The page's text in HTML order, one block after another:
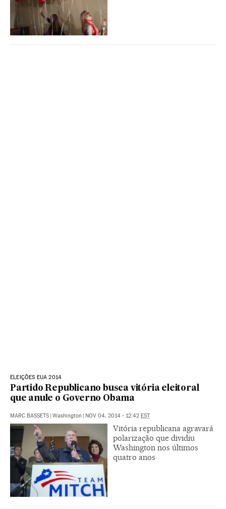
ELEIÇÕES EUA 2014
Partido Republicano busca vitória eleitoral
que anule o Governo Obama
MARC BASSETS | Washington | NOV 04, 2014 - 12:42 EST
Vitória republicana agravará
polarização que dividiu
Washington nos últimos
quatro anos